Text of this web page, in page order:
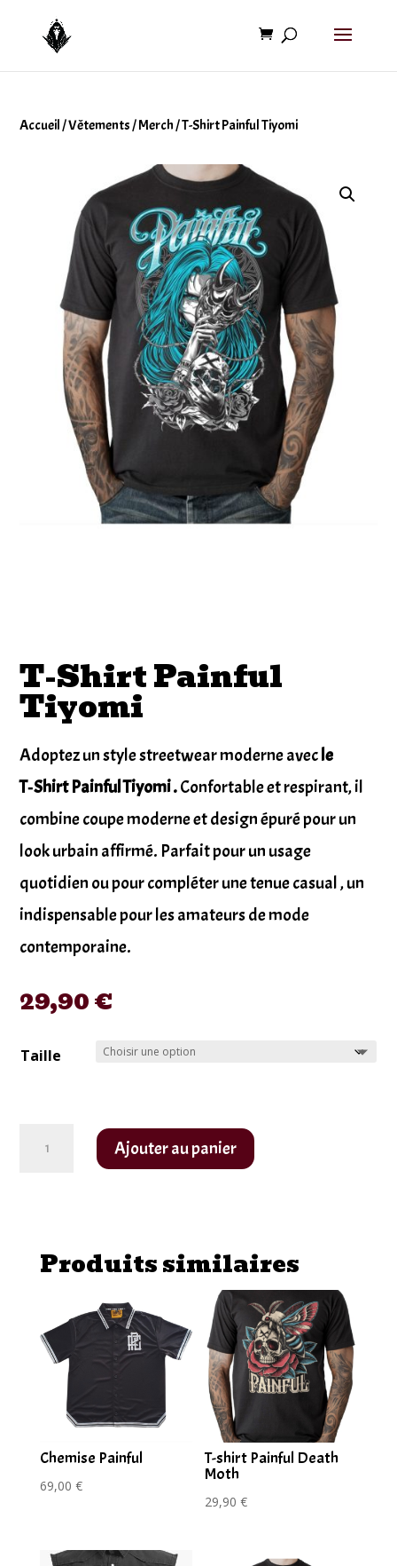
Accueil/Vêtements/Merch/ T-Shirt Painful Tiyomi
T-Shirt Painful
Tiyomi
Adoptez un style streetwear moderne avecle
T‑Shirt Painful Tiyomi .Confortable et respirant, il
combine coupe moderne et design épuré pour un
look urbain affirmé. Parfait pour un usage
quotidien ou pour compléter une tenue casual , un
indispensable pour les amateurs de mode
contemporaine.
29,90€
Taille
Tiyomi
Ajouter au panier
Produits similaires
Chemise Painful
69,00 €
T-shirt Painful Death
Moth
29,90€